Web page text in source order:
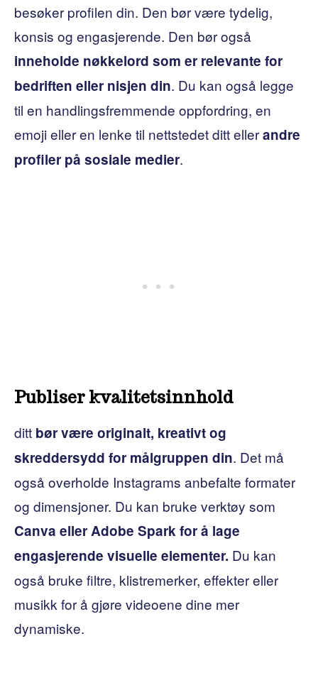
besøker profilen din. Den bør være tydelig,
konsis og engasjerende. Den bør også
inneholde nøkkelord som er relevante for
bedriften eller nisjen din. Du kan også legge
til en handlingsfremmende oppfordring, en
emoji eller en lenke til nettstedet ditt ellerandre
profiler på sosiale medier.
Publiser kvalitetsinnhold
ditt bør være originalt, kreativt og
skreddersydd for målgruppen din. Det må
også overholde Instagrams anbefalte formater
og dimensjoner. Du kan bruke verktøy som
Canva eller Adobe Spark for å lage
engasjerende visuelle elementer. Du kan
også bruke filtre, klistremerker, effekter eller
musikk for å gjøre videoene dine mer
dynamiske.